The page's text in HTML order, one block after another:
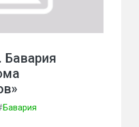
Бавария
Бавария